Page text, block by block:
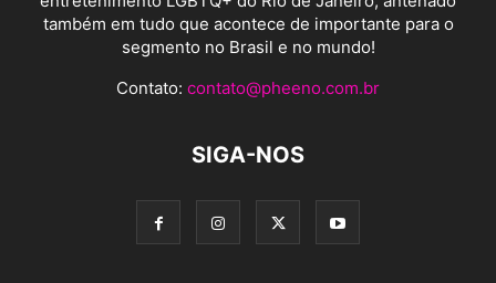
também em tudo que acontece de importante para o
segmento no Brasil e no mundo!
Contato: contato@pheeno.com.br
SIGA-NOS